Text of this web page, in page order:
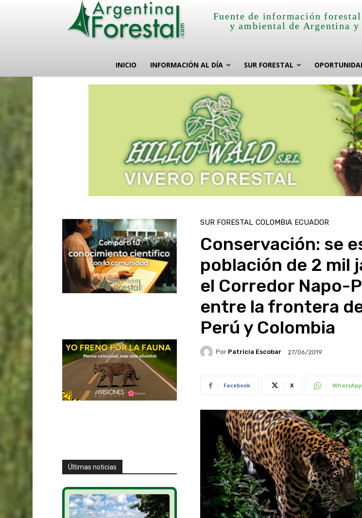
Fuente de información
y ambiental de Argentina
INICIO INFORMACIÓN AL DÍA SUR FORESTAL
Últimas noticias
SUR FORESTAL COLOMBIA ECUADOR
Conservación: se
población de 2 mil
el Corredor Napo-
entre la frontera
Perú y Colombia
Por Patricia Escobar 27/06/2019
Facebook X WhatsApp